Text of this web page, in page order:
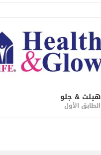
هيلث & جلو
الطابق الأول